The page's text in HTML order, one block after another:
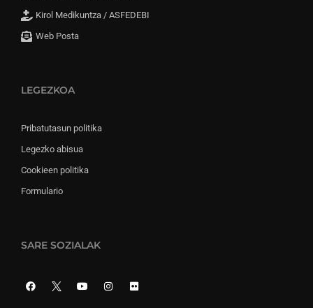
Kirol Medikuntza / ASFEDEBI
Web Posta
LEGEZKOA
Pribatutasun politika
Legezko abisua
Cookieen politika
Formulario
SARE SOZIALAK